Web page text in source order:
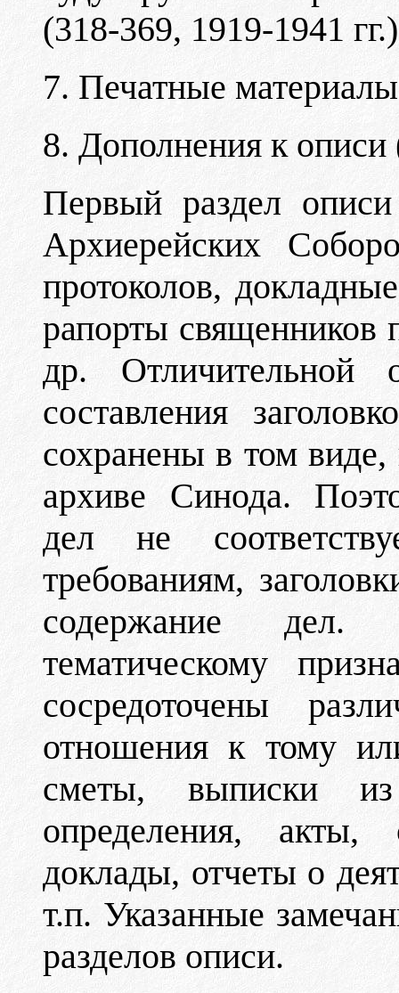
(318-369, 1919-1941
7. Печатные
8. Дополнения к
Первый раздел
Архиерейских
протоколов,
рапорты священников
др. Отличительной
составления
сохранены в том
архиве Синода.
дел не
требованиям,
содержание
тематическому
сосредоточены
отношения к тому
сметы, выписки
определения,
доклады, отчеты о
т.п. Указанные
разделов описи.